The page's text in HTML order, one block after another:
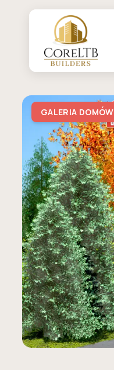
GALERIA DOMÓW